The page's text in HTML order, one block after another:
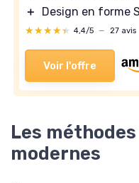
＋
Design en forme
★★★★★
★★★★★ 4,4/5 — 27 avis
Voir l'offre
Les
modernes